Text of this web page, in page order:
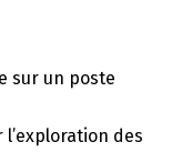
sur un poste
des